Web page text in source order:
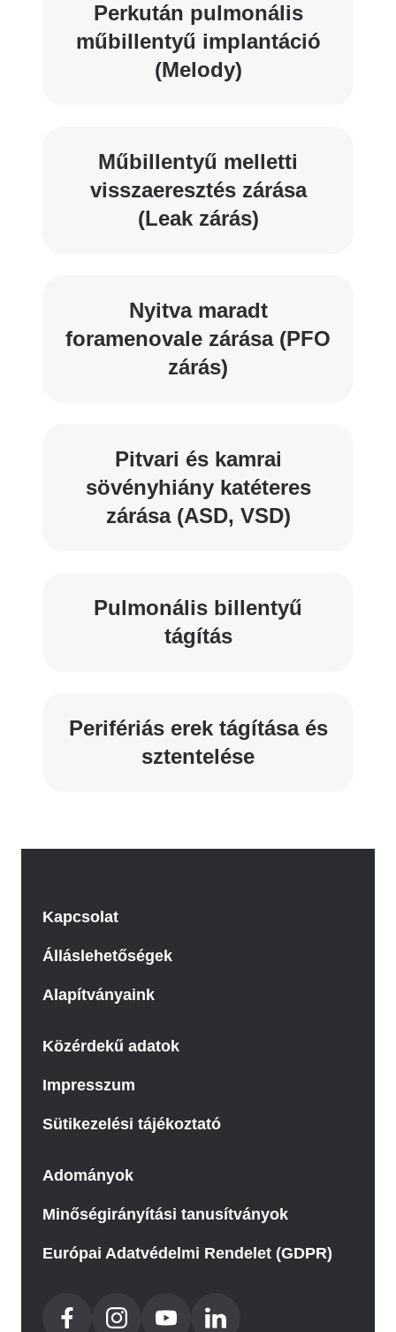
Perkután pulmonális
műbillentyű implantáció
(Melody)
Műbillentyű melletti
visszaeresztés zárása
(Leak zárás)
Nyitva maradt
foramenovale zárása (PFO
zárás)
Pitvari és kamrai
sövényhiány katéteres
zárása (ASD, VSD)
Pulmonális billentyű
tágítás
Perifériás erek tágítása és
sztentelése
Kapcsolat
Álláslehetőségek
Alapítványaink
Közérdekű adatok
Impresszum
Sütikezelési tájékoztató
Adományok
Minőségirányítási tanusítványok
Európai Adatvédelmi Rendelet (GDPR)